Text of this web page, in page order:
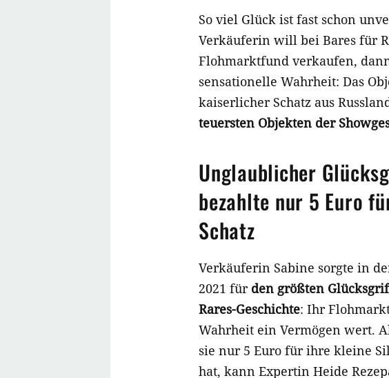
So viel Glück ist fast schon
Verkäuferin will bei Bares für
Flohmarktfund verkaufen,
sensationelle Wahrheit: Das
kaiserlicher Schatz aus
teuersten Objekten der
Unglaublicher
bezahlte nur 5 Euro
Schatz
Verkäuferin Sabine sorgte in
2021 fürden größten
Rares-Geschichte: Ihr
Wahrheit ein Vermögen wert.
sie nur 5 Euro für ihre kleine
hat, kann Expertin Heide